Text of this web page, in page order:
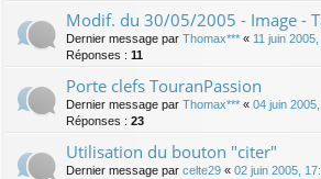
Modif. du 30/05/2005 - Image -
Dernier message par Thomax*** « 11 juin
Réponses : 11
Porte clefs TouranPassion
Dernier message par Thomax*** « 04 juin
Réponses : 23
Utilisation du bouton "citer"
Dernier message par celte29 « 02 juin 2005,